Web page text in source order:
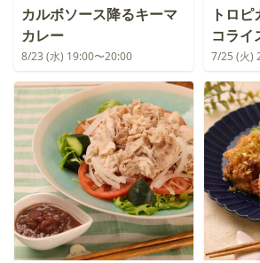
カルボソース降るキーマ
カレー
8/23 (水) 19:00〜20:00
トロ
コライ
7/25 (火)